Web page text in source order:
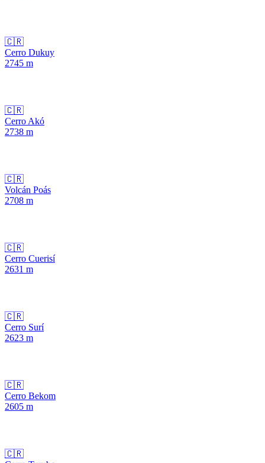
🇨🇷
Cerro Dukuy
2745 m
🇨🇷
Cerro Akó
2738 m
🇨🇷
Volcán Poás
2708 m
🇨🇷
Cerro Cuerisí
2631 m
🇨🇷
Cerro Surí
2623 m
🇨🇷
Cerro Bekom
2605 m
🇨🇷